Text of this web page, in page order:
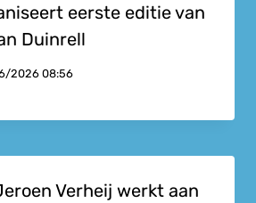
eerste editie van
Duinrell
2026 08:56
Verheij werkt aan